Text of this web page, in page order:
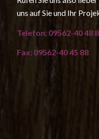
uns auf Sie und Ihr
Telefon: 09562-40 48
Fax: 09562-40 45 88